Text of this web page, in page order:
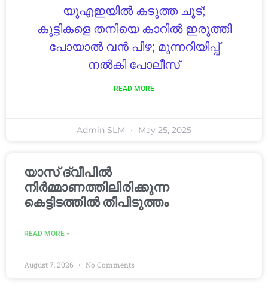
യുഎഇയിൽ കടുത്ത ചൂട്;
കുട്ടികളെ തനിയെ കാറിൽ ഇരുത്തി
പോയാൽ വൻ പിഴ; മുന്നറിയിപ്പ്
നൽകി പോലീസ്
READ MORE
Admin SLM May 25, 2025
യാസ് ദ്വീപിൽ
നിർമ്മാണത്തിലിരിക്കുന്ന
കെട്ടിടത്തിൽ തീപിടുത്തം
READ MORE »
August 7, 2026 No Comments